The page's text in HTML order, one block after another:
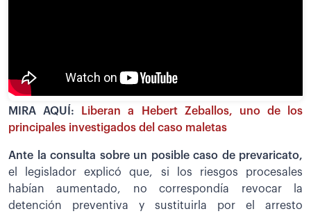
MIRA AQUÍ:
Liberan a Hebert Zeballos, uno de los
principales investigados del caso maletas
Ante la consulta sobre un posible caso de prevaricato,
el legislador explicó que, si los riesgos procesales
habían aumentado, no correspondía revocar la
detención preventiva y sustituirla por el arresto